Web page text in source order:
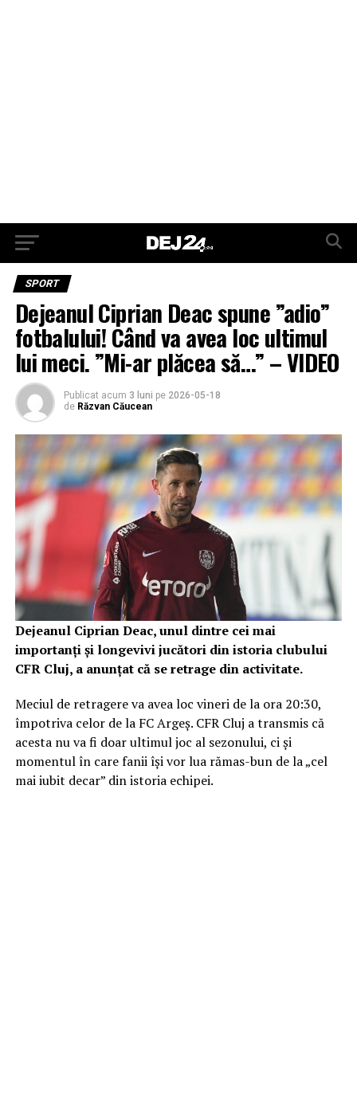
SPORT
Dejeanul Ciprian Deac spune ”adio”
fotbalului! Când va avea loc ultimul
lui meci. ”Mi-ar plăcea să…” – VIDEO
Publicat acum 3 luni pe 2026-05-18
de Răzvan Căucean
Dejeanul Ciprian Deac, unul dintre cei mai
importanți și longevivi jucători din istoria clubului
CFR Cluj, a anunțat că se retrage din activitate.
Meciul de retragere va avea loc vineri de la ora 20:30,
împotriva celor de la FC Argeș. CFR Cluj a transmis că
acesta nu va fi doar ultimul joc al sezonului, ci și
momentul în care fanii își vor lua rămas-bun de la „cel
mai iubit decar” din istoria echipei.